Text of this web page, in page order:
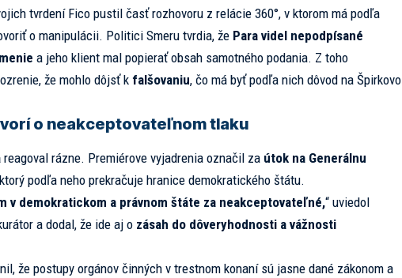
tvrdení Fico pustil časť rozhovoru z relácie 360°, v ktorom má podľa
o manipulácii. Politici Smeru tvrdia, že Para videl nepodpísané
a jeho klient mal popierať obsah samotného podania. Z toho
že mohlo dôjsť k falšovaniu, čo má byť podľa nich dôvod na Špirkovo
o neakceptovateľnom tlaku
reagoval rázne. Premiérove vyjadrenia označil za útok na Generálnu
podľa neho prekračuje hranice demokratického štátu.
v demokratickom a právnom štáte za neakceptovateľné,“ uviedol
a dodal, že ide aj o zásah do dôveryhodnosti a vážnosti
že postupy orgánov činných v trestnom konaní sú jasne dané zákonom a